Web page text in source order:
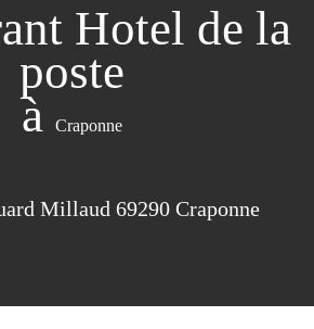
Hotel de la
poste
à
Craponne
Millaud 69290 Craponne